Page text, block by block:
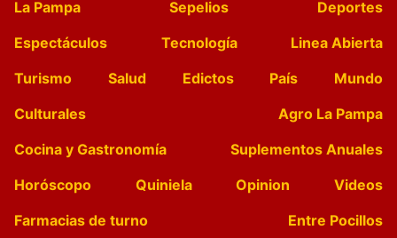
La Pampa Sepelios
Deportes
Espectáculos
Tecnología
Linea Abierta
Turismo
Salud Edictos País
Mundo
Culturales
Agro La Pampa
Cocina y Gastronomía
Suplementos Anuales
Horóscopo
Quiniela Opinion
Videos
Farmacias de turno
Entre Pocillos